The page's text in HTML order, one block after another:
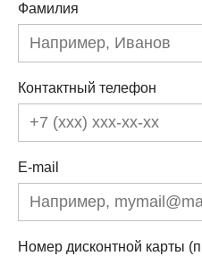
Фамилия
Контактный телефон
E-mail
Номер дисконтной карты